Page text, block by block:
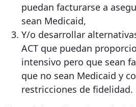
puedan facturarse a
sean Medicaid,
Y/o desarrollar
ACT que puedan
intensivo pero que sean
que no sean Medicaid y
restricciones de fidelidad.